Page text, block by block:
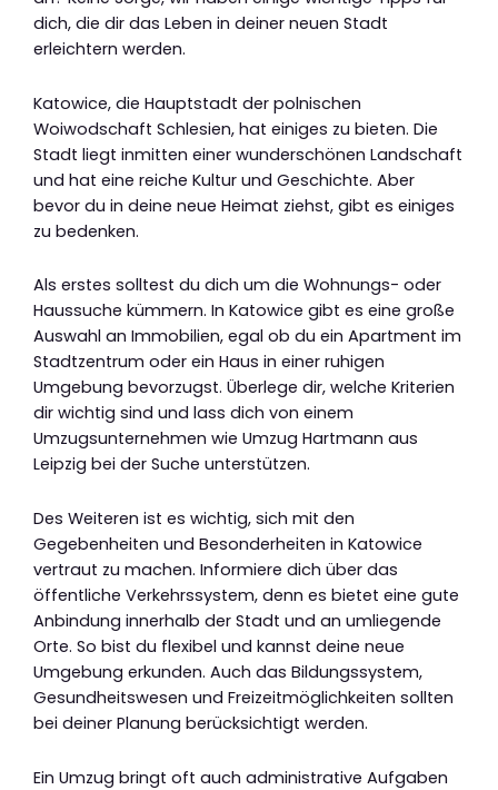
dich, die dir das Leben in deiner neuen Stadt
erleichtern werden.
Katowice, die Hauptstadt der polnischen
Woiwodschaft Schlesien, hat einiges zu bieten. Die
Stadt liegt inmitten einer wunderschönen Landschaft
und hat eine reiche Kultur und Geschichte. Aber
bevor du in deine neue Heimat ziehst, gibt es einiges
zu bedenken.
Als erstes solltest du dich um die Wohnungs- oder
Haussuche kümmern. In Katowice gibt es eine große
Auswahl an Immobilien, egal ob du ein Apartment im
Stadtzentrum oder ein Haus in einer ruhigen
Umgebung bevorzugst. Überlege dir, welche Kriterien
dir wichtig sind und lass dich von einem
Umzugsunternehmen wie Umzug Hartmann aus
Leipzig bei der Suche unterstützen.
Des Weiteren ist es wichtig, sich mit den
Gegebenheiten und Besonderheiten in Katowice
vertraut zu machen. Informiere dich über das
öffentliche Verkehrssystem, denn es bietet eine gute
Anbindung innerhalb der Stadt und an umliegende
Orte. So bist du flexibel und kannst deine neue
Umgebung erkunden. Auch das Bildungssystem,
Gesundheitswesen und Freizeitmöglichkeiten sollten
bei deiner Planung berücksichtigt werden.
Ein Umzug bringt oft auch administrative Aufgaben